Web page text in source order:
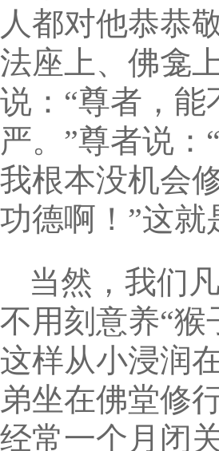
人都对他恭恭
法座上、佛龛
说：“尊者，
严。”尊者说
我根本没机会
功德啊！”这
当然，我们
不用刻意养“
这样从小浸润
弟坐在佛堂修
经常一个月闭